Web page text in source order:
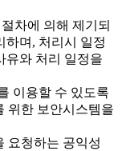
차에 의해 제기되
하며, 처리시 일정
유와 처리 일정을
이용할 수 있도록
위한 보안시스템을
요청하는 공익성